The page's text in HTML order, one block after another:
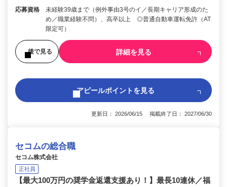
応募資格
未経験39歳まで（例外事由3号のイ／長期キャリア形成のた
め／職業経験不問）、高卒以上 ◎普通自動車運転免許（AT
限定可）
後で見る 詳細を見る
アピールポイントを見る
更新日： 2026/06/15 掲載終了日： 2027/06/30
セコムの総合職
セコム株式会社
正社員
【最大100万円の奨学金返還支援あり！】最長10連休／福